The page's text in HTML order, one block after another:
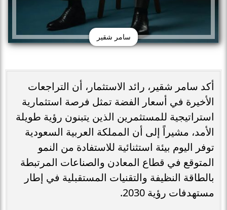
سامر شقير
أكد سامر شقير، رائد الاستثمار، أن التراجعات
الأخيرة في أسعار الفضة تمثل فرصة استثمارية
استراتيجية للمستثمرين الذين يتبنون رؤية طويلة
الأمد، مشيراً إلى أن المملكة العربية السعودية
توفر اليوم بيئة استثنائية للاستفادة من النمو
المتوقع في قطاع المعادن والصناعات المرتبطة
بالطاقة النظيفة والتقنيات المستقبلية في إطار
مستهدفات رؤية 2030.